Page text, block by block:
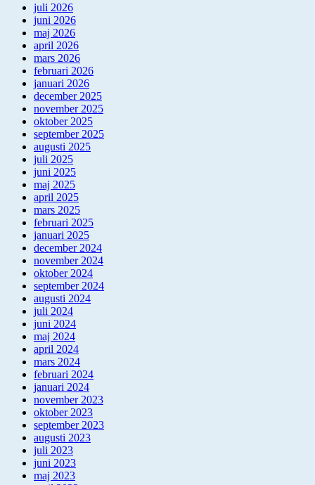
juli 2026
juni 2026
maj 2026
april 2026
mars 2026
februari 2026
januari 2026
december 2025
november 2025
oktober 2025
september 2025
augusti 2025
juli 2025
juni 2025
maj 2025
april 2025
mars 2025
februari 2025
januari 2025
december 2024
november 2024
oktober 2024
september 2024
augusti 2024
juli 2024
juni 2024
maj 2024
april 2024
mars 2024
februari 2024
januari 2024
november 2023
oktober 2023
september 2023
augusti 2023
juli 2023
juni 2023
maj 2023